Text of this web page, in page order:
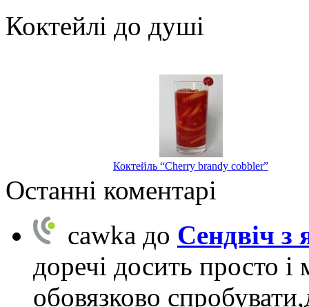
Коктейлі до душі
Коктейль “Cherry brandy cobbler”
Останні коментарі
cawka до Сендвіч з
доречі досить просто
обовязково